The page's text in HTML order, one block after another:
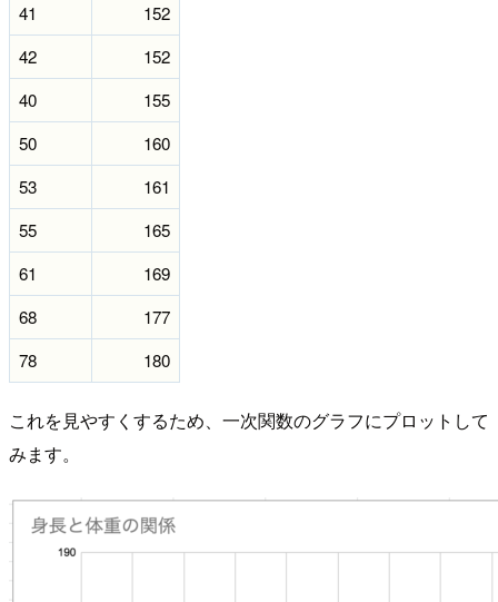
41
152
42
152
40
155
50
160
53
161
55
165
61
169
68
177
78
180
これを見やすくするため、一次関数のグラフにプロットして
みます。